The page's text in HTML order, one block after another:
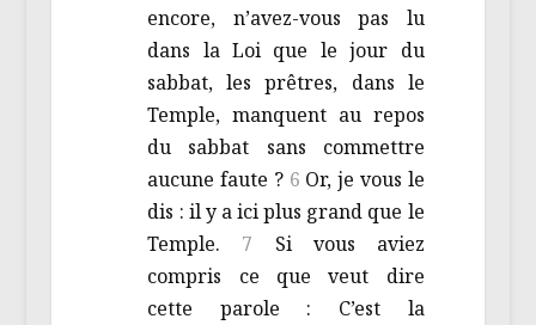
encore, n’avez-vous pas lu
dans la Loi que le jour du
sabbat, les prêtres, dans le
Temple, manquent au repos
du sabbat sans commettre
aucune faute ? 6 Or, je vous le
dis : il y a ici plus grand que le
Temple. 7 Si vous aviez
compris ce que veut dire
cette parole : C’est la